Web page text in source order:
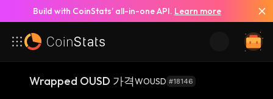
Build with CoinStats’ all-in-one API. Learn more
Wrapped OUSD 가격WOUSD #18146